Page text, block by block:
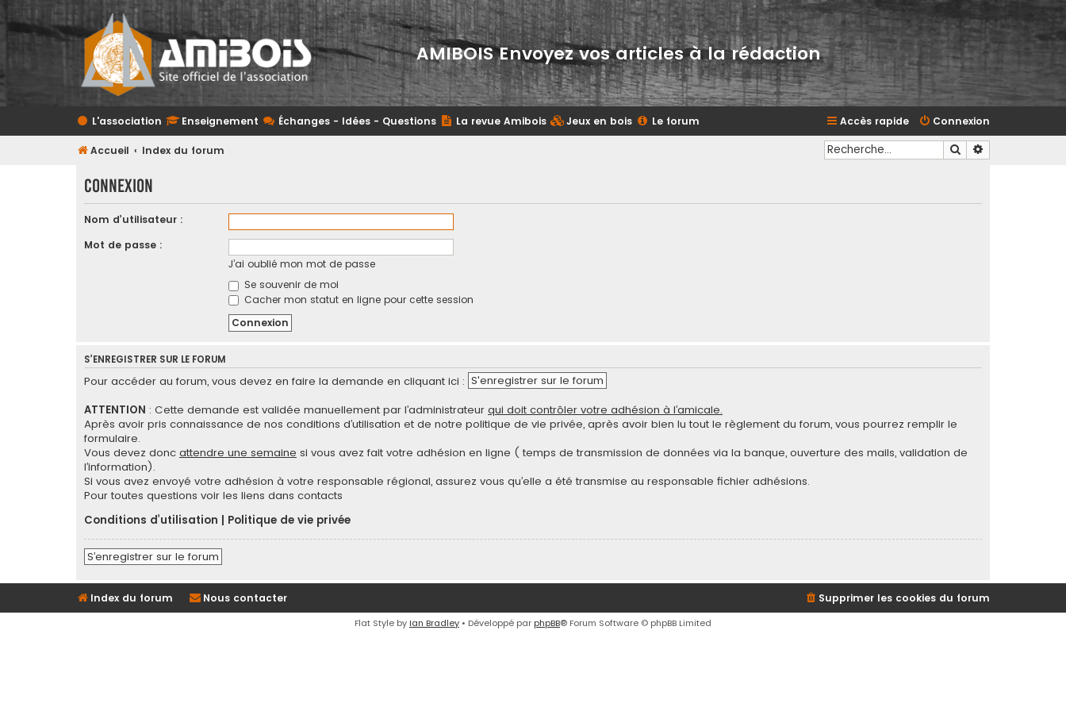
AMIBOIS Envoyez vos articles à la rédaction
L'association Enseignement Échanges - Idées - Questions La revue Amibois Jeux en bois Le forum Connexion
Accès rapide
Accueil Index du forum Rechercher
Connexion
Nom d’utilisateur :
Mot de passe :
J’ai oublié mon mot de passe
Se souvenir de moi
Cacher mon statut en ligne pour cette session
S’ENREGISTRER SUR LE FORUM
Pour accéder au forum, vous devez en faire la demande en cliquant ici : S'enregistrer sur le forum
ATTENTION : Cette demande est validée manuellement par l’administrateur qui doit contrôler votre adhésion à l’amicale.
Après avoir pris connaissance de nos conditions d’utilisation et de notre politique de vie privée, après avoir bien lu tout le règlement du forum, vous pourrez remplir le
formulaire.
Vous devez donc attendre une semaine si vous avez fait votre adhésion en ligne ( temps de transmission de données via la banque, ouverture des mails, validation de
l’information).
Si vous avez envoyé votre adhésion à votre responsable régional, assurez vous qu’elle a été transmise au responsable fichier adhésions.
Pour toutes questions voir les liens dans contacts
Conditions d’utilisation
Politique de vie privée
S’enregistrer sur le forum
Index du forum Nous contacter Supprimer les cookies du forum
Flat Style by Ian Bradley • Développé par phpBB® Forum Software © phpBB Limited